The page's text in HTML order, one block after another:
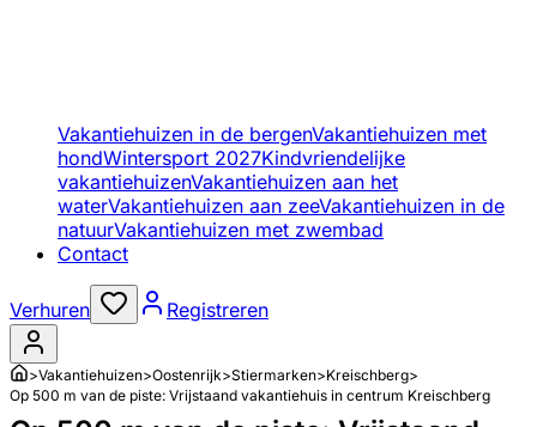
Vakantiehuizen in de bergenVakantiehuizen met
hondWintersport 2027Kindvriendelijke
vakantiehuizenVakantiehuizen aan het
waterVakantiehuizen aan zeeVakantiehuizen in de
natuurVakantiehuizen met zwembad
Contact
Verhuren Registreren
>Vakantiehuizen>Oostenrijk>Stiermarken>Kreischberg>
Op 500 m van de piste: Vrijstaand vakantiehuis in centrum Kreischberg